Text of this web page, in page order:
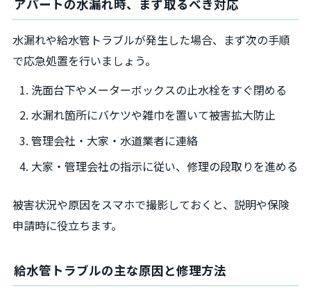
アパートの水漏れ時、まず取るべき対応
水漏れや給水管トラブルが発生した場合、まず次の手順
で応急処置を行いましょう。
洗面台下やメーターボックスの止水栓をすぐ閉める
水漏れ箇所にバケツや雑巾を置いて被害拡大防止
管理会社・大家・水道業者に連絡
大家・管理会社の指示に従い、修理の段取りを進める
被害状況や原因をスマホで撮影しておくと、説明や保険
申請時に役立ちます。
給水管トラブルの主な原因と修理方法